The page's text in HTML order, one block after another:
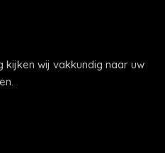
wij vakkundig naar uw